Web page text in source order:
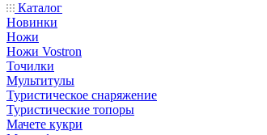
Каталог
Новинки
Ножи
Ножи Vostron
Точилки
Мультитулы
Туристическое снаряжение
Туристические топоры
Мачете кукри